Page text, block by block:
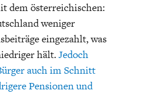
dem österreichischen:
weniger
eingezahlt, was
hält. Jedoch
auch im Schnitt
Pensionen und